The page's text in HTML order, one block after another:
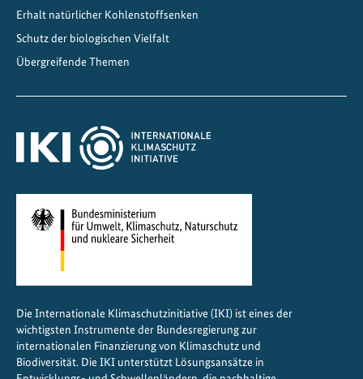
Erhalt natürlicher Kohlenstoffsenken
Schutz der biologischen Vielfalt
Übergreifende Themen
Die Internationale Klimaschutzinitiative (IKI) ist eines der
wichtigsten Instrumente der Bundesregierung zur
internationalen Finanzierung von Klimaschutz und
Biodiversität. Die IKI unterstützt Lösungsansätze in